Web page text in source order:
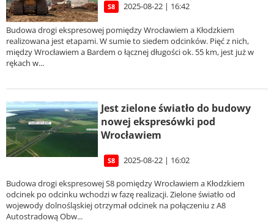
S8 2025-08-22 | 16:42
Budowa drogi ekspresowej pomiędzy Wrocławiem a Kłodzkiem
realizowana jest etapami. W sumie to siedem odcinków. Pięć z nich,
między Wrocławiem a Bardem o łącznej długości ok. 55 km, jest już w
rękach w...
Jest zielone światło do budowy
nowej ekspresówki pod
Wrocławiem
S8 2025-08-22 | 16:02
Budowa drogi ekspresowej S8 pomiędzy Wrocławiem a Kłodzkiem
odcinek po odcinku wchodzi w fazę realizacji. Zielone światło od
wojewody dolnośląskiej otrzymał odcinek na połączeniu z A8
Autostradową Obw...